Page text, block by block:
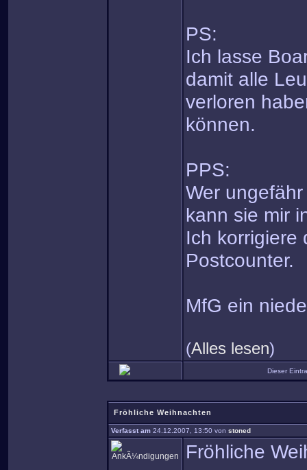
PS:
Ich lasse
damit alle
verloren
können.
PPS:
Wer
kann sie mir
Ich korrigiere
Postcounter.
MfG ein
(Alles lesen)
Dieser
Fröhliche Weihnachten
Verfasst am 24.12.2007, 13:50 von stoned
Fröhliche